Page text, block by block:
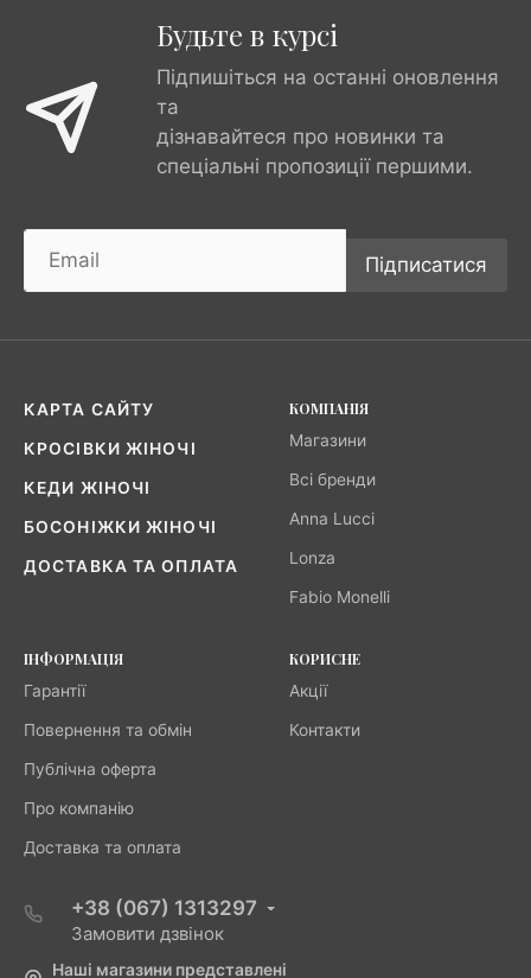
Будьте в курсі
Підпишіться на останні оновлення
та
дізнавайтеся про новинки та
спеціальні пропозиції першими.
Підписатися
КАРТА САЙТУ
КРОСІВКИ ЖІНОЧІ
КЕДИ ЖІНОЧІ
БОСОНІЖКИ ЖІНОЧІ
ДОСТАВКА ТА ОПЛАТА
КОМПАНІЯ
Магазини
Всі бренди
Anna Lucci
Lonza
Fabio Monelli
ІНФОРМАЦІЯ
Гарантії
Повернення та обмін
Публічна оферта
Про компанію
Доставка та оплата
КОРИСНЕ
Акції
Контакти
+38 (067) 1313297
Замовити дзвінок
Наші магазини представлені